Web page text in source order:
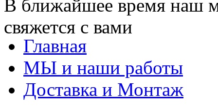
В ближайшее время наш
свяжется с вами
Главная
МЫ и наши работы
Доставка и Монтаж